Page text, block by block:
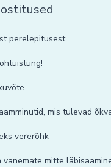
perelepitusest
mis tulevad
vererõhk
mitte